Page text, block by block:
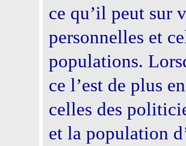
ce qu’il peut sur
personnelles et
populations.
ce l’est de plus
celles des
et la population